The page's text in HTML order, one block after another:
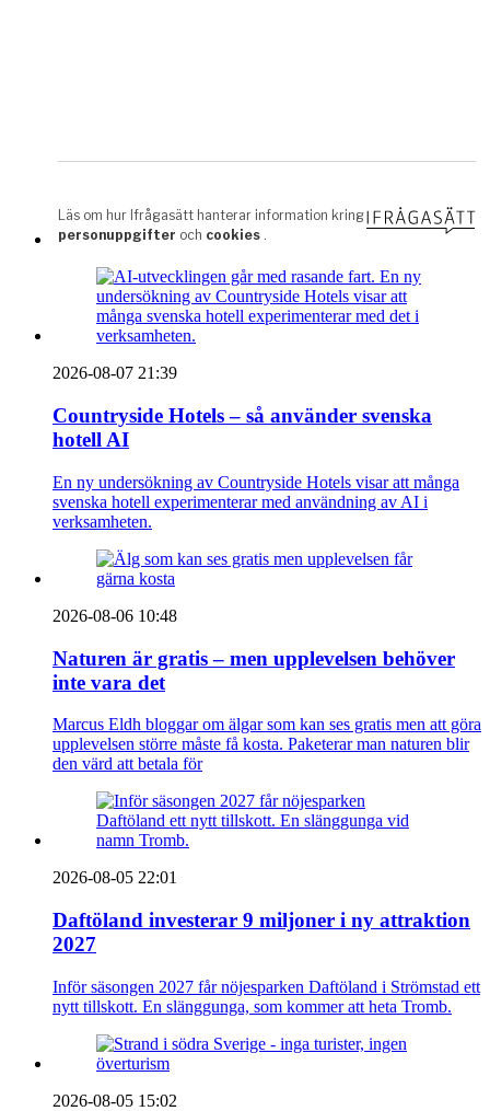
2026-08-07 21:39
Countryside Hotels – så använder svenska
hotell AI
En ny undersökning av Countryside Hotels visar att många
svenska hotell experimenterar med användning av AI i
verksamheten.
2026-08-06 10:48
Naturen är gratis – men upplevelsen behöver
inte vara det
Marcus Eldh bloggar om älgar som kan ses gratis men att göra
upplevelsen större måste få kosta. Paketerar man naturen blir
den värd att betala för
2026-08-05 22:01
Daftöland investerar 9 miljoner i ny attraktion
2027
Inför säsongen 2027 får nöjesparken Daftöland i Strömstad ett
nytt tillskott. En slänggunga, som kommer att heta Tromb.
2026-08-05 15:02